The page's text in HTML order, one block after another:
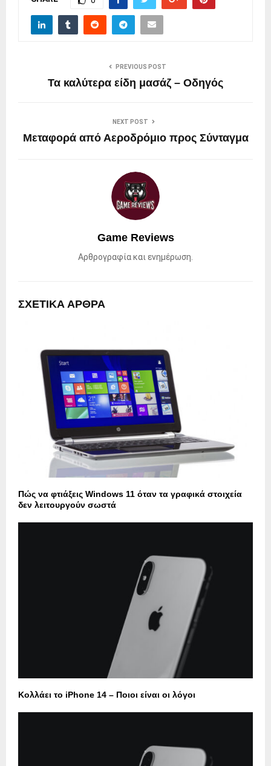
PREVIOUS POST
Τα καλύτερα είδη μασάζ – Οδηγός
NEXT POST
Μεταφορά από Αεροδρόμιο προς Σύνταγμα
Game Reviews
Αρθρογραφία και ενημέρωση.
ΣΧΕΤΙΚΑ ΑΡΘΡΑ
Πώς να φτιάξεις Windows 11 όταν τα γραφικά στοιχεία
δεν λειτουργούν σωστά
Κολλάει το iPhone 14 – Ποιοι είναι οι λόγοι